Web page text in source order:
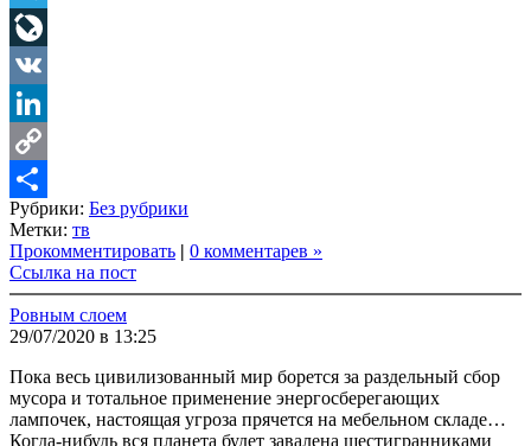
Telegram
LiveJournal
VK
LinkedIn
Copy
Link
Share
Рубрики: Без рубрики
Метки: тв
Прокомментировать | 0 комментарев »
Ссылка на пост
Ровным слоем
29/07/2020 в 13:25
Пока весь цивилизованный мир борется за раздельный сбор
мусора и тотальное применение энергосберегающих
лампочек, настоящая угроза прячется на мебельном складе…
Когда-нибудь вся планета будет завалена шестигранниками